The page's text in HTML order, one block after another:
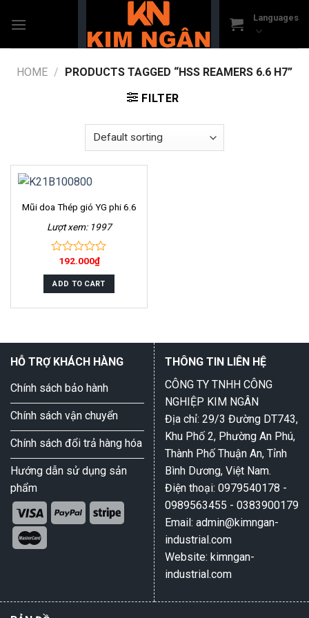
Languages
HOME / PRODUCTS TAGGED “HSS REAMERS 6.6 H7”
FILTER
Mũi doa Thép gió YG phi 6.6
Lượt xem: 1997
out
of
5
192.000₫
ADD TO CART
HỖ TRỢ KHÁCH HÀNG
Chính sách bảo hành
Chính sách vận chuyển
Chính sách đổi trả hàng hóa
Hướng dẫn sử dụng sản
phẩm
THÔNG TIN LIÊN HỆ
CÔNG TY TNHH CÔNG
NGHIỆP KIM NGÂN
Địa chỉ: 29/3 Đường DT743,
Khu Phố 2, Phường An Phú,
Thành Phố Thuận An, Tỉnh
Bình Dương, Việt Nam.
Điện thoại: 0979540178 -
0989563455 - 0383900179
Email: admin@kimngan-
industrial.com
Website: kimngan-
industrial.com